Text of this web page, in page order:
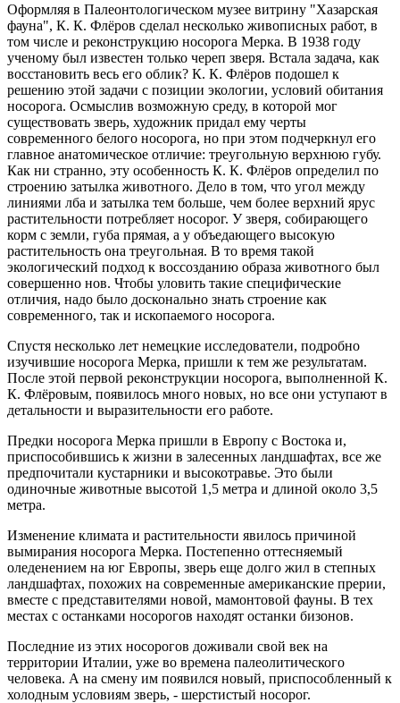
Оформляя в Палеонтологическом музее витрину "Хазарская
фауна", К. К. Флёров сделал несколько живописных работ, в
том числе и реконструкцию носорога Мерка. В 1938 году
ученому был известен только череп зверя. Встала задача, как
восстановить весь его облик? К. К. Флёров подошел к
решению этой задачи с позиции экологии, условий обитания
носорога. Осмыслив возможную среду, в которой мог
существовать зверь, художник придал ему черты
современного белого носорога, но при этом подчеркнул его
главное анатомическое отличие: треугольную верхнюю губу.
Как ни странно, эту особенность К. К. Флёров определил по
строению затылка животного. Дело в том, что угол между
линиями лба и затылка тем больше, чем более верхний ярус
растительности потребляет носорог. У зверя, собирающего
корм с земли, губа прямая, а у объедающего высокую
растительность она треугольная. В то время такой
экологический подход к воссозданию образа животного был
совершенно нов. Чтобы уловить такие специфические
отличия, надо было досконально знать строение как
современного, так и ископаемого носорога.
Спустя несколько лет немецкие исследователи, подробно
изучившие носорога Мерка, пришли к тем же результатам.
После этой первой реконструкции носорога, выполненной К.
К. Флёровым, появилось много новых, но все они уступают в
детальности и выразительности его работе.
Предки носорога Мерка пришли в Европу с Востока и,
приспособившись к жизни в залесенных ландшафтах, все же
предпочитали кустарники и высокотравье. Это были
одиночные животные высотой 1,5 метра и длиной около 3,5
метра.
Изменение климата и растительности явилось причиной
вымирания носорога Мерка. Постепенно оттесняемый
оледенением на юг Европы, зверь еще долго жил в степных
ландшафтах, похожих на современные американские прерии,
вместе с представителями новой, мамонтовой фауны. В тех
местах с останками носорогов находят останки бизонов.
Последние из этих носорогов доживали свой век на
территории Италии, уже во времена палеолитического
человека. А на смену им появился новый, приспособленный к
холодным условиям зверь, - шерстистый носорог.